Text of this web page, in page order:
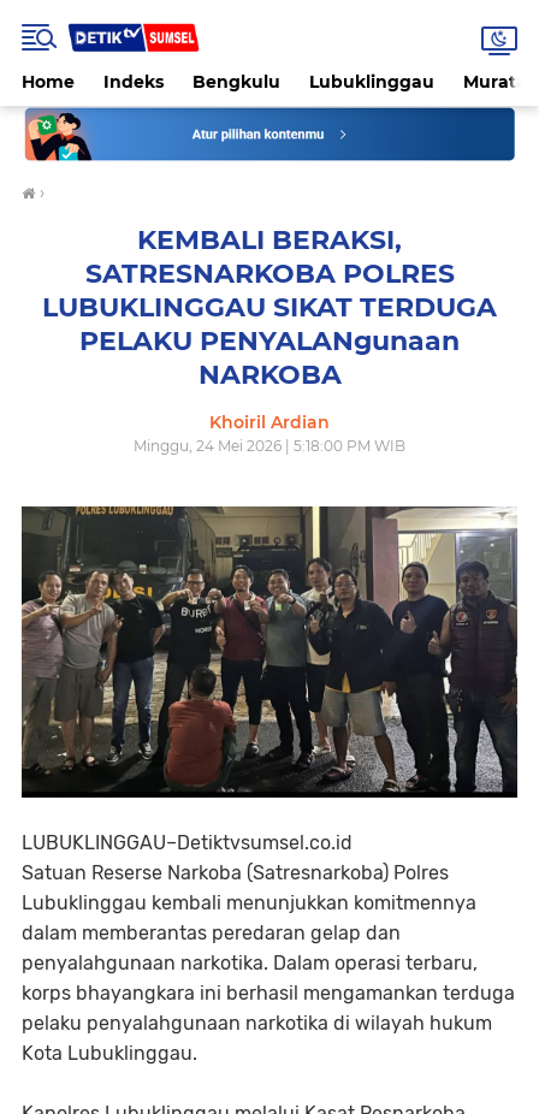
Home Indeks Bengkulu Lubuklinggau
›
KEMBALI BERAKSI,
SATRESNARKOBA POLRES
LUBUKLINGGAU SIKAT TERDUGA
PELAKU PENYALANgunaan
NARKOBA
Khoiril Ardian
Minggu, 24 Mei 2026 | 5:18:00 PM WIB
LUBUKLINGGAU–Detiktvsumsel.co.id
Satuan Reserse Narkoba (Satresnarkoba) Polres
Lubuklinggau kembali menunjukkan komitmennya
dalam memberantas peredaran gelap dan
penyalahgunaan narkotika. Dalam operasi terbaru,
korps bhayangkara ini berhasil mengamankan terduga
pelaku penyalahgunaan narkotika di wilayah hukum
Kota Lubuklinggau.